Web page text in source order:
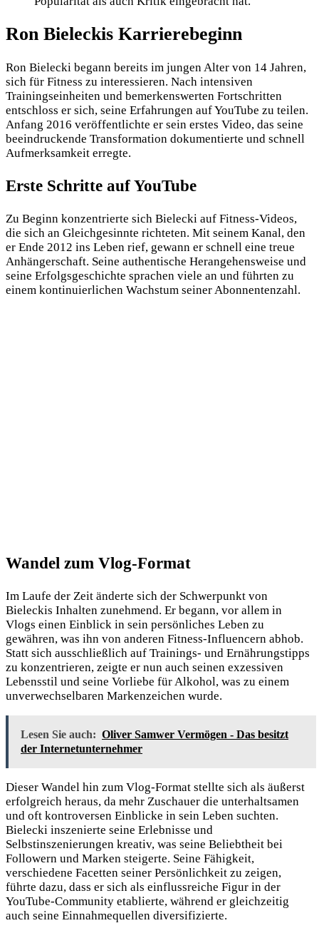
Ron Bieleckis Karrierebeginn
Ron Bielecki begann bereits im jungen Alter von 14 Jahren,
sich für Fitness zu interessieren. Nach intensiven
Trainingseinheiten und bemerkenswerten Fortschritten
entschloss er sich, seine Erfahrungen auf YouTube zu teilen.
Anfang 2016 veröffentlichte er sein erstes Video, das seine
beeindruckende Transformation dokumentierte und schnell
Aufmerksamkeit erregte.
Erste Schritte auf YouTube
Zu Beginn konzentrierte sich Bielecki auf Fitness-Videos,
die sich an Gleichgesinnte richteten. Mit seinem Kanal, den
er Ende 2012 ins Leben rief, gewann er schnell eine treue
Anhängerschaft. Seine authentische Herangehensweise und
seine Erfolgsgeschichte sprachen viele an und führten zu
einem kontinuierlichen Wachstum seiner Abonnentenzahl.
Wandel zum Vlog-Format
Im Laufe der Zeit änderte sich der Schwerpunkt von
Bieleckis Inhalten zunehmend. Er begann, vor allem in
Vlogs einen Einblick in sein persönliches Leben zu
gewähren, was ihn von anderen Fitness-Influencern abhob.
Statt sich ausschließlich auf Trainings- und Ernährungstipps
zu konzentrieren, zeigte er nun auch seinen exzessiven
Lebensstil und seine Vorliebe für Alkohol, was zu einem
unverwechselbaren Markenzeichen wurde.
Lesen Sie auch: Oliver Samwer Vermögen - Das besitzt
der Internetunternehmer
Dieser Wandel hin zum Vlog-Format stellte sich als äußerst
erfolgreich heraus, da mehr Zuschauer die unterhaltsamen
und oft kontroversen Einblicke in sein Leben suchten.
Bielecki inszenierte seine Erlebnisse und
Selbstinszenierungen kreativ, was seine Beliebtheit bei
Followern und Marken steigerte. Seine Fähigkeit,
verschiedene Facetten seiner Persönlichkeit zu zeigen,
führte dazu, dass er sich als einflussreiche Figur in der
YouTube-Community etablierte, während er gleichzeitig
auch seine Einnahmequellen diversifizierte.